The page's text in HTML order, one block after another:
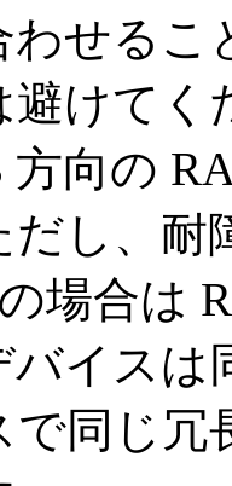
わせるこ
避けてく
方向の
だし、耐
場合は
バイスは
で同じ冗